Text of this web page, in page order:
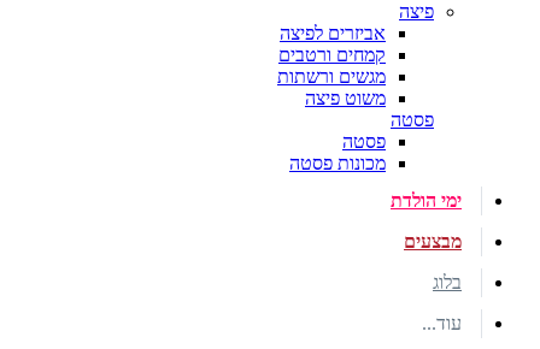
פיצה
אביזרים לפיצה
קמחים ורטבים
מגשים ורשתות
משוט פיצה
פסטה
פסטה
מכונות פסטה
ימי הולדת
מבצעים
בלוג
עוד...